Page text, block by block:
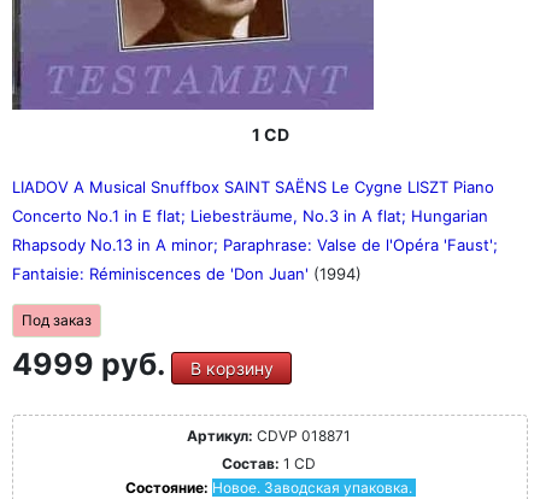
1 CD
LIADOV A Musical Snuffbox SAINT SAËNS Le Cygne LISZT Piano
Concerto No.1 in E flat; Liebesträume, No.3 in A flat; Hungarian
Rhapsody No.13 in A minor; Paraphrase: Valse de l'Opéra 'Faust';
Fantaisie: Réminiscences de 'Don Juan' (1994)
Под заказ
4999 руб. В корзину
Артикул: CDVP 018871
Состав: 1 CD
Состояние: Новое. Заводская упаковка.